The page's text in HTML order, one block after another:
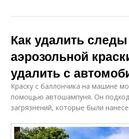
Как удалить следы
аэрозольной
удалить с
Краску с баллончика на машине
помощью автошампуня. Он
загрязнений, которые были